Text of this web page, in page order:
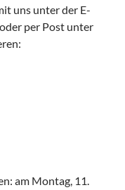
uns unter der E-
per Post unter
am Montag, 11.